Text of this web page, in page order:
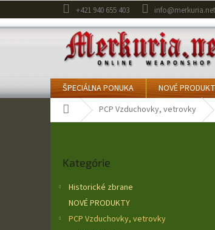
na
obsah
+421 940 655 403 info@merkuria.net
ŠPECIÁLNA PONUKA NOVÉ
DomovPCP Vzduchovky, vetrovky
kategórie
Kategórie
Historické zbrane
NOVÉ PRODUKTY
PCP Vzduchovky, vetrovky